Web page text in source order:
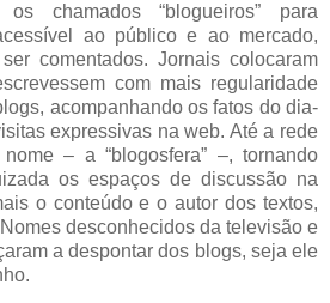
os chamados “blogueiros” para
ao público e ao mercado,
comentados. Jornais colocaram
com mais regularidade
acompanhando os fatos do dia-
expressivas na web. Até a rede
– a “blogosfera” –, tornando
os espaços de discussão na
o conteúdo e o autor dos textos,
desconhecidos da televisão e
a despontar dos blogs, seja ele